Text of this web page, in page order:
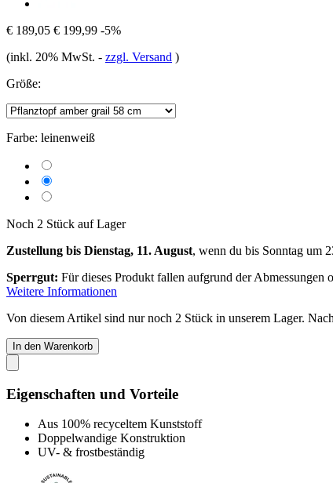
€ 189,05 € 199,99 -5%
(inkl. 20% MwSt. - zzgl. Versand )
Größe:
Farbe: leinenweiß
Noch 2 Stück auf Lager
Zustellung bis Dienstag, 11. August, wenn du bis Sonntag um
Sperrgut: Für dieses Produkt fallen aufgrund der Abmessungen
Weitere Informationen
Von diesem Artikel sind nur noch 2 Stück in unserem Lager.
In den Warenkorb
Eigenschaften und Vorteile
Aus 100% recyceltem Kunststoff
Doppelwandige Konstruktion
UV- & frostbeständig